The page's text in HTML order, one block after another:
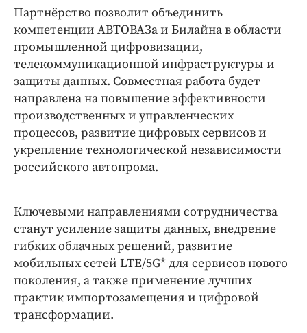
Партнёрство позволит объединить
компетенции АВТОВАЗа и Билайна в области
промышленной цифровизации,
телекоммуникационной инфраструктуры и
защиты данных. Совместная работа будет
направлена на повышение эффективности
производственных и управленческих
процессов, развитие цифровых сервисов и
укрепление технологической независимости
российского автопрома.
Ключевыми направлениями сотрудничества
станут усиление защиты данных, внедрение
гибких облачных решений, развитие
мобильных сетей LTE/5G* для сервисов нового
поколения, а также применение лучших
практик импортозамещения и цифровой
трансформации.